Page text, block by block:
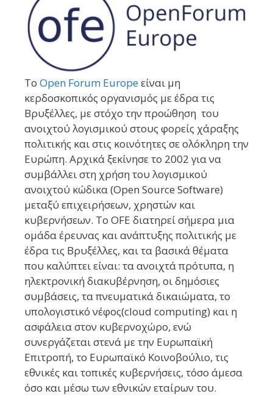
To Open Forum Europeείναι μη
κερδοσκοπικός οργανισμός με έδρα τις
Βρυξέλλες, με στόχο την προώθηση του
ανοιχτού λογισμικού στους φορείς χάραξης
πολιτικής και στις κοινότητες σε ολόκληρη την
Ευρώπη. Αρχικά ξεκίνησε το 2002 για να
συμβάλλει στη χρήση του λογισμικού
ανοιχτού κώδικα (Open Source Software)
μεταξύ επιχειρήσεων, χρηστών και
κυβερνήσεων. Το OFE διατηρεί σήμερα μια
ομάδα έρευνας και ανάπτυξης πολιτικής με
έδρα τις Βρυξέλλες, και τα βασικά θέματα
που καλύπτει είναι: τα ανοιχτά πρότυπα, η
ηλεκτρονική διακυβέρνηση, οι δημόσιες
συμβάσεις, τα πνευματικά δικαιώματα, το
υπολογιστικό νέφος(cloud computing) και η
ασφάλεια στον κυβερνοχώρο, ενώ
συνεργάζεται στενά με την Ευρωπαϊκή
Επιτροπή, το Ευρωπαϊκό Κοινοβούλιο, τις
εθνικές και τοπικές κυβερνήσεις, τόσο άμεσα
όσο και μέσω των εθνικών εταίρων του.